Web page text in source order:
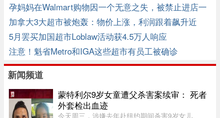
孕妈妈在Walmart购物因一个无意之失，被禁止进店一
个月
加拿大3大超市被炮轰：物价上涨，利润跟着飙升近
40%！
5月罢买加国超市Loblaw活动获4.5万人响应
注意！魁省Metro和IGA这些超市有员工被确诊
新闻频道
蒙特利尔9岁女童遭父杀害案续审： 死者
外套检出血迹
今天周三，涉嫌去年赴纽约期间杀害9岁女儿